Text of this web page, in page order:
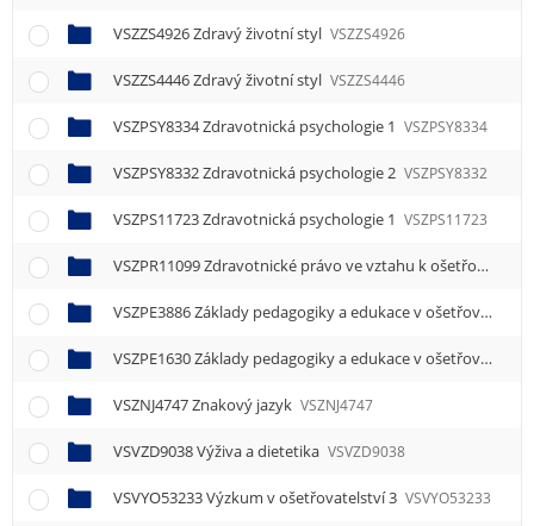
VSZZS4926 Zdravý životní styl VSZZS4926
VSZZS4446 Zdravý životní styl VSZZS4446
VSZPSY8334 Zdravotnická psychologie 1 VSZPSY8334
VSZPSY8332 Zdravotnická psychologie 2 VSZPSY8332
VSZPS11723 Zdravotnická psychologie 1 VSZPS11723
VSZPR11099 Zdravotnické právo ve vztahu k ošetřovatelství 1
VSZPE3886 Základy pedagogiky a edukace v ošetřovatelství
VSZPE1630 Základy pedagogiky a edukace v ošetřovatelství
VSZNJ4747 Znakový jazyk VSZNJ4747
VSVZD9038 Výživa a dietetika VSVZD9038
VSVYO53233 Výzkum v ošetřovatelství 3 VSVYO53233